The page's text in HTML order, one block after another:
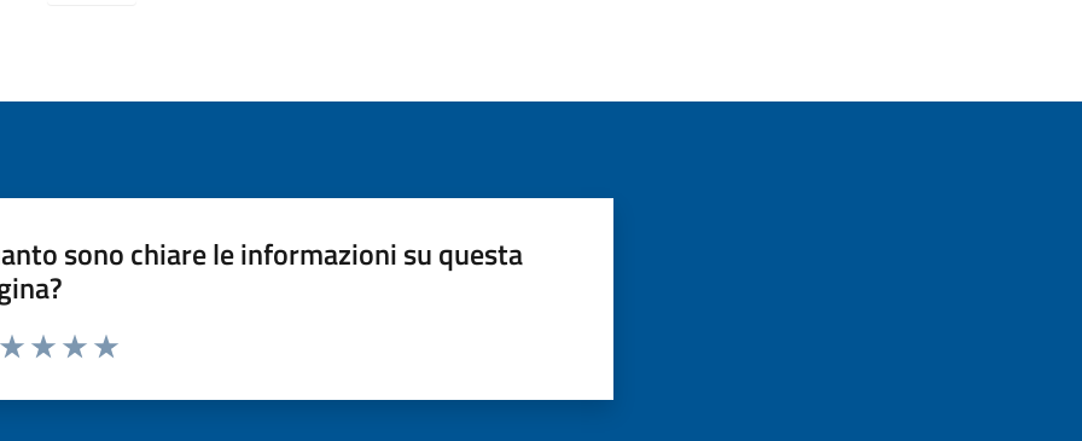
sono chiare le informazioni su questa
da 1 a 5 stelle la pagina